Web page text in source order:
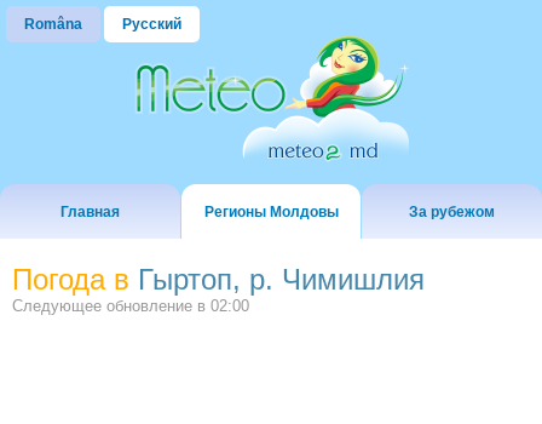
Româna Русский
Главная Регионы Молдовы За рубежом
Погода в Гыртоп, р. Чимишлия
Следующее обновление в 02:00